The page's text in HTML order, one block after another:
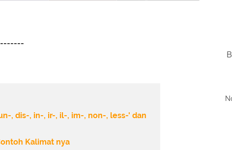
, dis-, in-, ir-, il-, im-, non-, less-' dan
Kalimat nya